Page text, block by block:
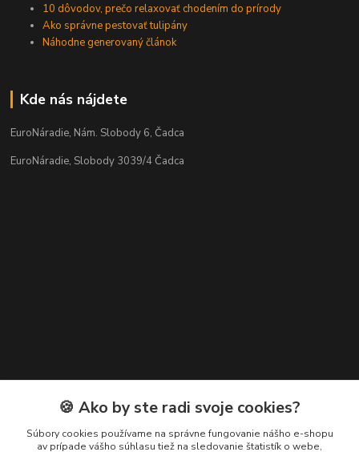
10 dôvodov, prečo relaxovať chodením do prírody
Ako správne pestovať tulipány
Náhodne generovaný článok
Kde nás nájdete
EuroNáradie, Nám. Slobody 6, Čadca
EuroNáradie, Slobody 3039/4 Čadca
Kontakty
Zákaznícka podpora EuroNáradie
+421 911 629 846
🍪 Ako by ste radi svoje cookies?
Súbory cookies používame na správne fungovanie nášho e-shopu
av prípade vášho súhlasu tiež na sledovanie štatistík o webe,